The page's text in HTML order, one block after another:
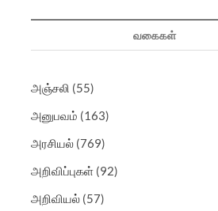
வகைகள்
அஞ்சலி (55)
அனுபவம் (163)
அரசியல் (769)
அறிவிப்புகள் (92)
அறிவியல் (57)